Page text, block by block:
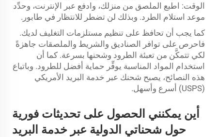
الوقت: اطبع الملصق من منزلك، وادفع عبر الإنترنت، وحدِّد
موعد استلام الطرد. وبذلك لن تضطر للانتظار في طابور.
كما يجب أن تحافظ على تنظيم مستلزمات التغليف لديك.
فاحرص على توافر الصناديق والشريط والملصقات جاهزةً
لكي تتمكَّن من تعبئة الطرود وشحنها بسرعة. كما أن
استخدام المواد المناسبة يوفِّر حماية أفضل للطرود. وباتباع
هذه النصائح، يصبح شحنك عبر خدمة البريد الأمريكي
(USPS) أسرع وأسهل.
أين يمكنني الحصول على تحديثات فورية
حول شحناتي الدولية عبر خدمة البريد